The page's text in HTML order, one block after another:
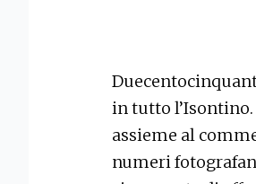
in tutto
assieme al
numeri